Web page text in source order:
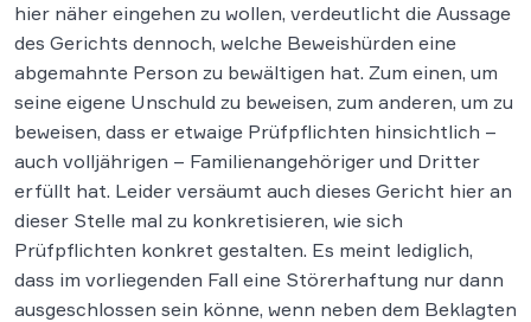
hier näher eingehen zu wollen, verdeutlicht die Aussage
des Gerichts dennoch, welche Beweishürden eine
abgemahnte Person zu bewältigen hat. Zum einen, um
seine eigene Unschuld zu beweisen, zum anderen, um zu
beweisen, dass er etwaige Prüfpflichten hinsichtlich –
auch volljährigen – Familienangehöriger und Dritter
erfüllt hat. Leider versäumt auch dieses Gericht hier an
dieser Stelle mal zu konkretisieren, wie sich
Prüfpflichten konkret gestalten. Es meint lediglich,
dass im vorliegenden Fall eine Störerhaftung nur dann
ausgeschlossen sein könne, wenn neben dem Beklagten